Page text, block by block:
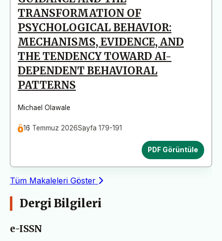
TRANSFORMATION OF
PSYCHOLOGICAL BEHAVIOR:
MECHANISMS, EVIDENCE, AND
THE TENDENCY TOWARD AI-
DEPENDENT BEHAVIORAL
PATTERNS
Michael Olawale
16 Temmuz 2026Sayfa 179-191
PDF Görüntüle
Tüm Makaleleri Göster
Dergi Bilgileri
e-ISSN